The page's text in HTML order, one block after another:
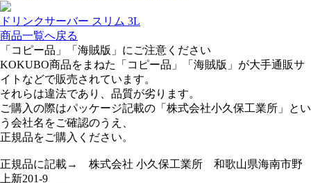
ドリンクサーバー スリム 3L
商品一覧へ戻る
「コピー品」「海賊版」にご注意ください
KOKUBO商品をまねた「コピー品」「海賊版」が大手通販サ
イトなどで販売されています。
それらは違法であり、品質が劣ります。
ご購入の際はパッケージ記載の「株式会社小久保工業所」とい
う会社名をご確認のうえ、
正規品をご購入ください。
正規品に記載→ 株式会社 小久保工業所 和歌山県海南市野
上新201-9